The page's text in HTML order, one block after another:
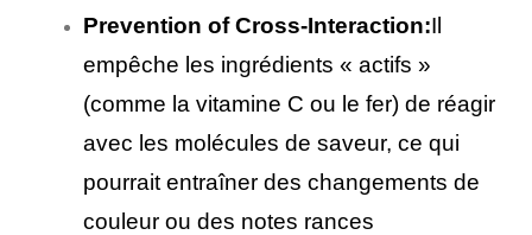
Prevention of Cross-Interaction:Il
empêche les ingrédients « actifs »
(comme la vitamine C ou le fer) de réagir
avec les molécules de saveur, ce qui
pourrait entraîner des changements de
couleur ou des notes rances